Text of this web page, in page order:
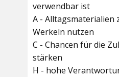
verwendbar ist
A - Alltagsmaterialien
Werkeln nutzen
C - Chancen für die
stärken
H - hohe